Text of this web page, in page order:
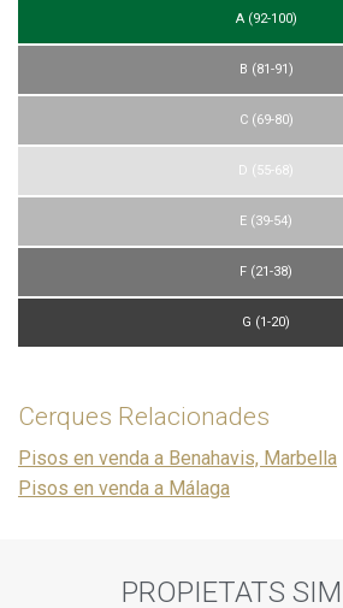
A (92-100)
B (81-91)
C (69-80)
D (55-68)
E (39-54)
F (21-38)
G (1-20)
Cerques Relacionades
Pisos en venda a Benahavis, Marbella
Pisos en venda a Málaga
PROPIETATS